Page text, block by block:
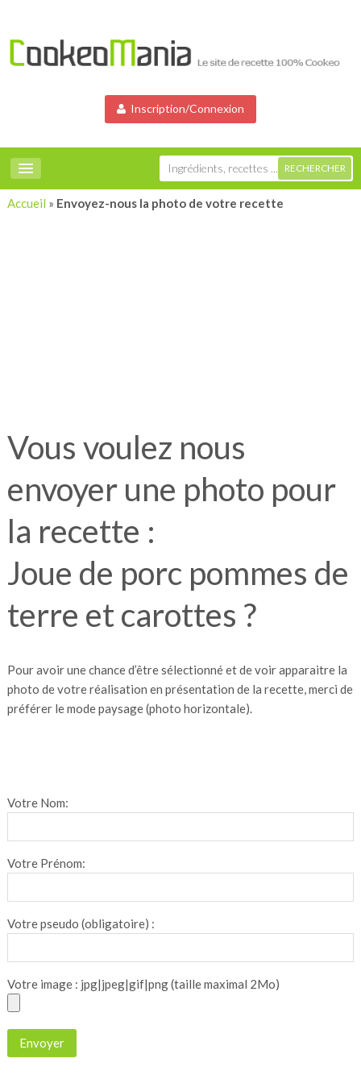
Inscription/Connexion
Accueil » Envoyez-nous la photo de votre recette
Vous voulez nous
envoyer une photo pour
la recette :
Joue de porc pommes de
terre et carottes ?
Pour avoir une chance d’être sélectionné et de voir apparaitre la
photo de votre réalisation en présentation de la recette, merci de
préférer le mode paysage (photo horizontale).
Votre Nom:
Votre Prénom:
Votre pseudo (obligatoire) :
Votre image : jpg|jpeg|gif|png (taille maximal 2Mo)